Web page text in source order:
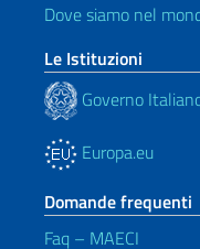
Dove siamo nel
Le Istituzioni
Governo
Europa.eu
Domande frequenti
Faq – MAECI